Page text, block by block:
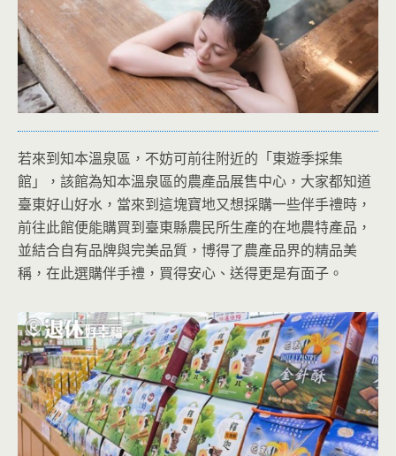
若來到知本溫泉區，不妨可前往附近的「東遊季採集
館」，該館為知本溫泉區的農產品展售中心，大家都知道
臺東好山好水，當來到這塊寶地又想採購一些伴手禮時，
前往此館便能購買到臺東縣農民所生產的在地農特產品，
並結合自有品牌與完美品質，博得了農產品界的精品美
稱，在此選購伴手禮，買得安心、送得更是有面子。